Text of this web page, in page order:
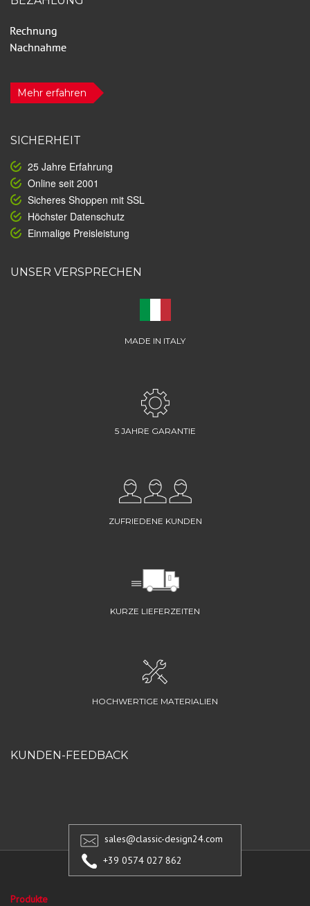
Mehr erfahren
SICHERHEIT
25 Jahre Erfahrung
Online seit 2001
Sicheres Shoppen mit SSL
Höchster Datenschutz
Einmalige Preisleistung
UNSER VERSPRECHEN
MADE IN ITALY
5 JAHRE GARANTIE
ZUFRIEDENE KUNDEN
KURZE LIEFERZEITEN
HOCHWERTIGE MATERIALIEN
KUNDEN-FEEDBACK
sales@classic-design24.com
+39 0574 027 862
Produkte